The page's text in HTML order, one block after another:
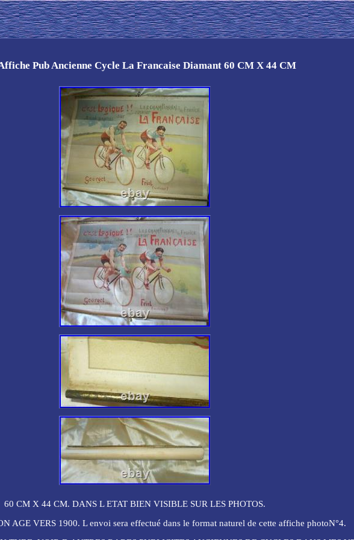
Pub Ancienne Cycle La Francaise Diamant 60 CM X 44 CM
60 CM X 44 CM. DANS L ETAT BIEN VISIBLE SUR LES PHOTOS.
AGE VERS 1900. L envoi sera effectué dans le format naturel de cette affiche photoN°4.